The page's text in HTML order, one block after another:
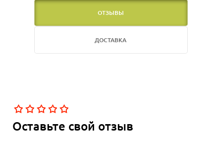
ОТЗЫВЫ
ДОСТАВКА
Оставьте свой отзыв